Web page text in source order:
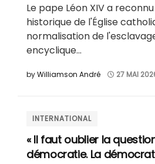
Le pape Léon XIV a
historique de l'Église
normalisation de
encyclique...
byWilliamson André 27 MAI
INTERNATIONAL
« Il faut oublier la
démocratie. La